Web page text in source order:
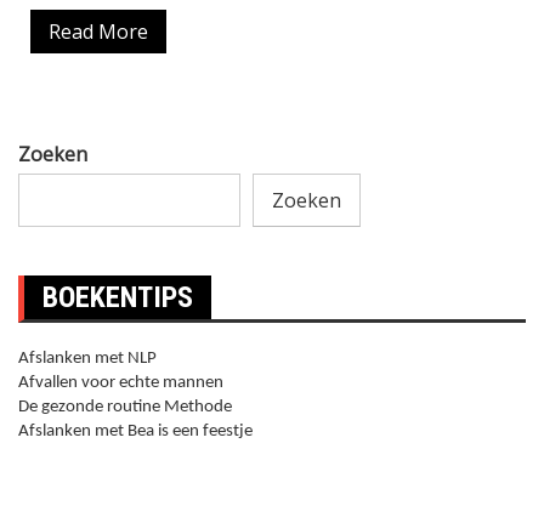
Read More
Zoeken
Zoeken
BOEKENTIPS
Afslanken met NLP
Afvallen voor echte mannen
De gezonde routine Methode
Afslanken met Bea is een feestje